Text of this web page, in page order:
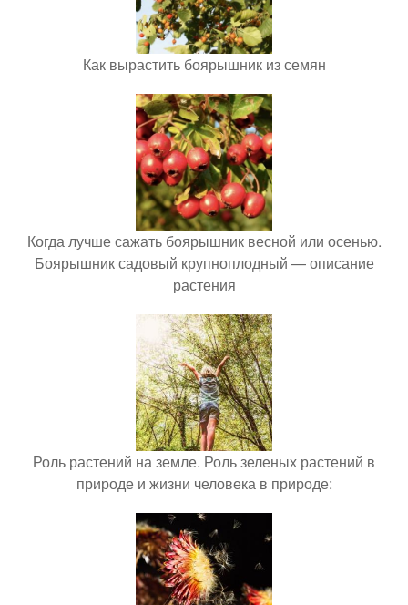
Как вырастить боярышник из семян
Когда лучше сажать боярышник весной или осенью.
Боярышник садовый крупноплодный — описание
растения
Роль растений на земле. Роль зеленых растений в
природе и жизни человека в природе: